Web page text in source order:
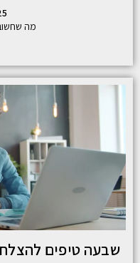
מה
שבעה טיפים